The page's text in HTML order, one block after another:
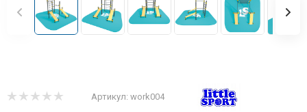
Артикул: work004